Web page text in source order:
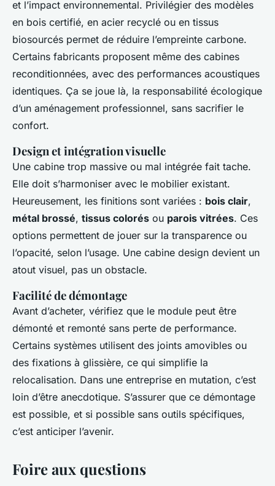
et l’impact environnemental. Privilégier des modèles
en bois certifié, en acier recyclé ou en tissus
biosourcés permet de réduire l’empreinte carbone.
Certains fabricants proposent même des cabines
reconditionnées, avec des performances acoustiques
identiques. Ça se joue là, la responsabilité écologique
d’un aménagement professionnel, sans sacrifier le
confort.
Design et intégration visuelle
Une cabine trop massive ou mal intégrée fait tache.
Elle doit s’harmoniser avec le mobilier existant.
Heureusement, les finitions sont variées : bois clair,
métal brossé, tissus colorés ou parois vitrées. Ces
options permettent de jouer sur la transparence ou
l’opacité, selon l’usage. Une cabine design devient un
atout visuel, pas un obstacle.
Facilité de démontage
Avant d’acheter, vérifiez que le module peut être
démonté et remonté sans perte de performance.
Certains systèmes utilisent des joints amovibles ou
des fixations à glissière, ce qui simplifie la
relocalisation. Dans une entreprise en mutation, c’est
loin d’être anecdotique. S’assurer que ce démontage
est possible, et si possible sans outils spécifiques,
c’est anticiper l’avenir.
Foire aux questions